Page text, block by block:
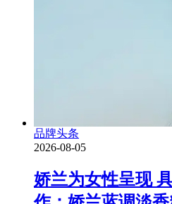
品牌头条
2026-08-05
娇兰为女性呈现